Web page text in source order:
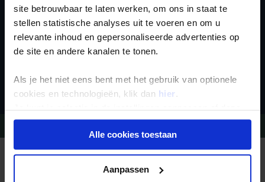
site betrouwbaar te laten werken, om ons in staat te
stellen statistische analyses uit te voeren en om u
relevante inhoud en gepersonaliseerde advertenties op
de site en andere kanalen te tonen.
Als je het niet eens bent met het gebruik van optionele
cookies en technologieën, klik dan hier .
Je kunt je selectie in de instellingen aanpassen of deze
onder aan de pagina op elk gewenst moment voor de
toekomst wijzigen.Alle cookies toestaan
Aanpassen
Waarom Koning Aap?